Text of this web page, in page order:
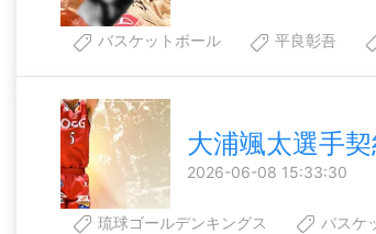
バスケットボール 平良彰吾
大浦颯太選手
2026-06-08 15:33:30
琉球ゴールデンキングス バスケ